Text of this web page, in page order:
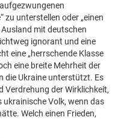
zu unterstellen oder „einen
Ausland mit deutschen
ignorant und eine
eine „herrschende Klasse
eine breite Mehrheit der
die Ukraine unterstützt. Es
Verdrehung der Wirklichkeit,
Volk, wenn das
Welch einen Frieden,